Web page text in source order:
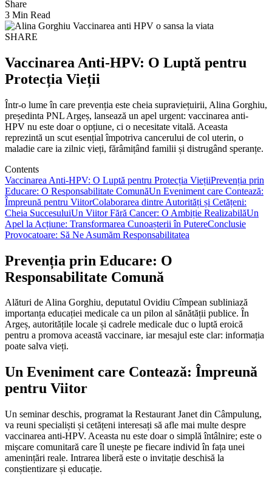
Share
3 Min Read
SHARE
Vaccinarea Anti-HPV: O Luptă pentru
Protecția Vieții
Într-o lume în care prevenția este cheia supraviețuirii, Alina Gorghiu,
președinta PNL Argeș, lansează un apel urgent: vaccinarea anti-
HPV nu este doar o opțiune, ci o necesitate vitală. Aceasta
reprezintă un scut esențial împotriva cancerului de col uterin, o
maladie care ia zilnic vieți, fărâmițând familii și distrugând speranțe.
Contents
Vaccinarea Anti-HPV: O Luptă pentru Protecția ViețiiPrevenția prin
Educare: O Responsabilitate ComunăUn Eveniment care Contează:
Împreună pentru ViitorColaborarea dintre Autorități și Cetățeni:
Cheia SuccesuluiUn Viitor Fără Cancer: O Ambiție RealizabilăUn
Apel la Acțiune: Transformarea Cunoașterii în PutereConclusie
Provocatoare: Să Ne Asumăm Responsabilitatea
Prevenția prin Educare: O
Responsabilitate Comună
Alături de Alina Gorghiu, deputatul Ovidiu Cîmpean subliniază
importanța educației medicale ca un pilon al sănătății publice. În
Argeș, autoritățile locale și cadrele medicale duc o luptă eroică
pentru a promova această vaccinare, iar mesajul este clar: informația
poate salva vieți.
Un Eveniment care Contează: Împreună
pentru Viitor
Un seminar deschis, programat la Restaurant Janet din Câmpulung,
va reuni specialiști și cetățeni interesați să afle mai multe despre
vaccinarea anti-HPV. Aceasta nu este doar o simplă întâlnire; este o
mișcare comunitară care îl unește pe fiecare individ în fața unei
amenințări reale. Intrarea liberă este o invitație deschisă la
conștientizare și educație.